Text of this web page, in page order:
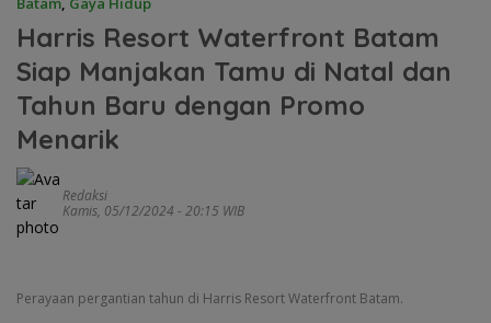
Harris Resort Waterfront Batam
Siap Manjakan Tamu di Natal dan
Tahun Baru dengan Promo
Menarik
Redaksi
Kamis, 05/12/2024 - 20:15 WIB
Perayaan pergantian tahun di Harris Resort Waterfront Batam.